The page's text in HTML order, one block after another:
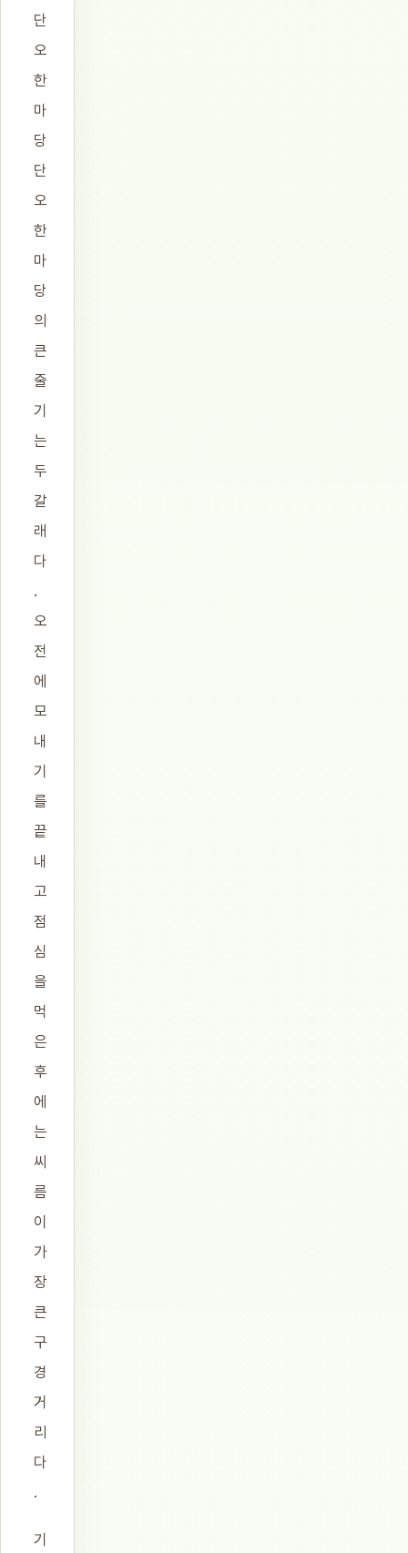
단
오
한
마
당
단
오
한
마
당
의
큰
줄
기
는
두
갈
래
다
.
오
전
에
모
내
기
를
끝
내
고
점
심
을
먹
은
후
에
는
씨
름
이
가
장
큰
구
경
거
리
다
.
기